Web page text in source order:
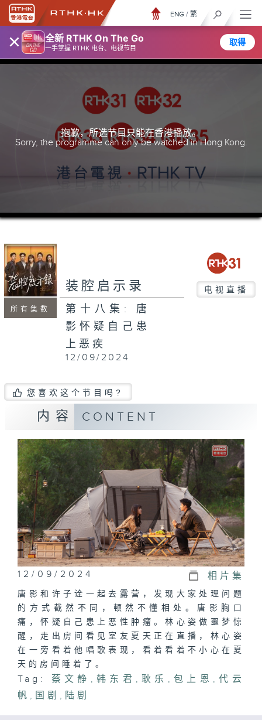
× 全新 RTHK On The Go
一手掌握 RTHK 电台、电视节目
取得
ENG / 繁
抱歉，所选节目只能在香港播放。
Sorry, the programme can only be watched in Hong Kong.
所有集数
装腔启示录 电视直播
第十八集: 唐
影怀疑自己患
上恶疾
12/09/2024
您喜欢这个节目吗?
内容 CONTENT
12/09/2024 相片集
唐影和许子诠一起去露营，发现大家处理问题
的方式截然不同，顿然不懂相处。唐影胸口
痛，怀疑自己患上恶性肿瘤。林心姿做噩梦惊
醒，走出房间看见室友夏天正在直播，林心姿
在一旁看着他唱歌表现，看着看着不小心在夏
天的房间睡着了。
Tag: 蔡文静 , 韩东君 , 耿乐 , 包上恩 , 代云
帆 , 国剧 , 陆剧